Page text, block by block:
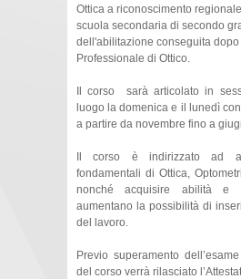
Ottica a riconoscimento
scuola secondaria di secondo
dell'abilitazione conseguita
Professionale di Ottico.
Il corso sarà articolato in
luogo la domenica e il lunedì
a partire da novembre fino a
Il corso è indirizzato ad
fondamentali di Ottica,
nonché acquisire abilità e
aumentano la possibilità di
del lavoro.
Previo superamento
del corso verrà rilasciato